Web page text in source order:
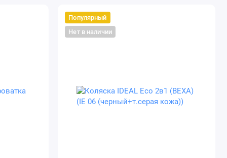
Популярный
Нет в наличии